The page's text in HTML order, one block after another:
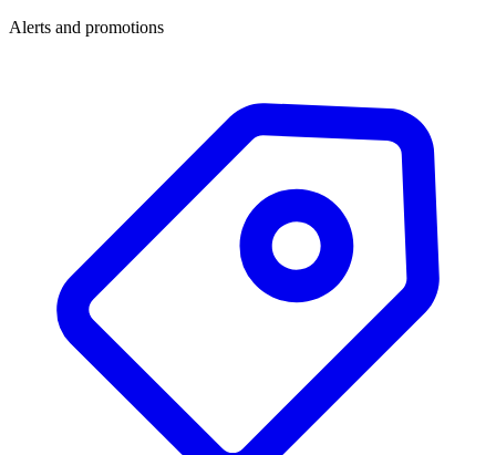
Alerts and promotions